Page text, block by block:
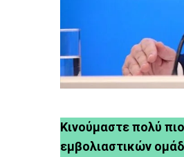
Κινούμαστε πολύ
εμβολιαστικών